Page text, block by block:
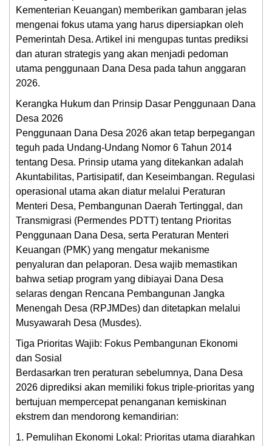
Kementerian Keuangan) memberikan gambaran jelas
mengenai fokus utama yang harus dipersiapkan oleh
Pemerintah Desa. Artikel ini mengupas tuntas prediksi
dan aturan strategis yang akan menjadi pedoman
utama penggunaan Dana Desa pada tahun anggaran
2026.
Kerangka Hukum dan Prinsip Dasar Penggunaan Dana
Desa 2026
Penggunaan Dana Desa 2026 akan tetap berpegangan
teguh pada Undang-Undang Nomor 6 Tahun 2014
tentang Desa. Prinsip utama yang ditekankan adalah
Akuntabilitas, Partisipatif, dan Keseimbangan. Regulasi
operasional utama akan diatur melalui Peraturan
Menteri Desa, Pembangunan Daerah Tertinggal, dan
Transmigrasi (Permendes PDTT) tentang Prioritas
Penggunaan Dana Desa, serta Peraturan Menteri
Keuangan (PMK) yang mengatur mekanisme
penyaluran dan pelaporan. Desa wajib memastikan
bahwa setiap program yang dibiayai Dana Desa
selaras dengan Rencana Pembangunan Jangka
Menengah Desa (RPJMDes) dan ditetapkan melalui
Musyawarah Desa (Musdes).
Tiga Prioritas Wajib: Fokus Pembangunan Ekonomi
dan Sosial
Berdasarkan tren peraturan sebelumnya, Dana Desa
2026 diprediksi akan memiliki fokus triple-prioritas yang
bertujuan mempercepat penanganan kemiskinan
ekstrem dan mendorong kemandirian:
1. Pemulihan Ekonomi Lokal: Prioritas utama diarahkan